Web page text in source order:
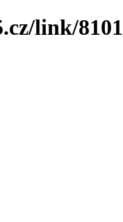
link/8101